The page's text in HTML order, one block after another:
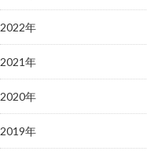
2022年
2021年
2020年
2019年